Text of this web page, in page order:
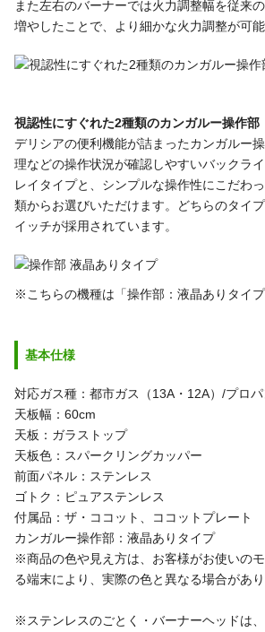
また左右のバーナーでは火力調整幅を従来
増やしたことで、より細かな火力調整が可能
視認性にすぐれた2種類のカンガルー操作部
デリシアの便利機能が詰まったカンガルー
理などの操作状況が確認しやすいバックラ
レイタイプと、シンプルな操作性にこだわ
類からお選びいただけます。どちらのタイ
イッチが採用されています。
※こちらの機種は「操作部：液晶ありタイプ
基本仕様
対応ガス種：都市ガス（13A・12A）/プロパ
天板幅：60cm
天板：ガラストップ
天板色：スパークリングカッパー
前面パネル：ステンレス
ゴトク：ピュアステンレス
付属品：ザ・ココット、ココットプレート
カンガルー操作部：液晶ありタイプ
※商品の色や見え方は、お客様がお使いの
る端末により、実際の色と異なる場合があり
※ステンレスのごとく・バーナーヘッドは